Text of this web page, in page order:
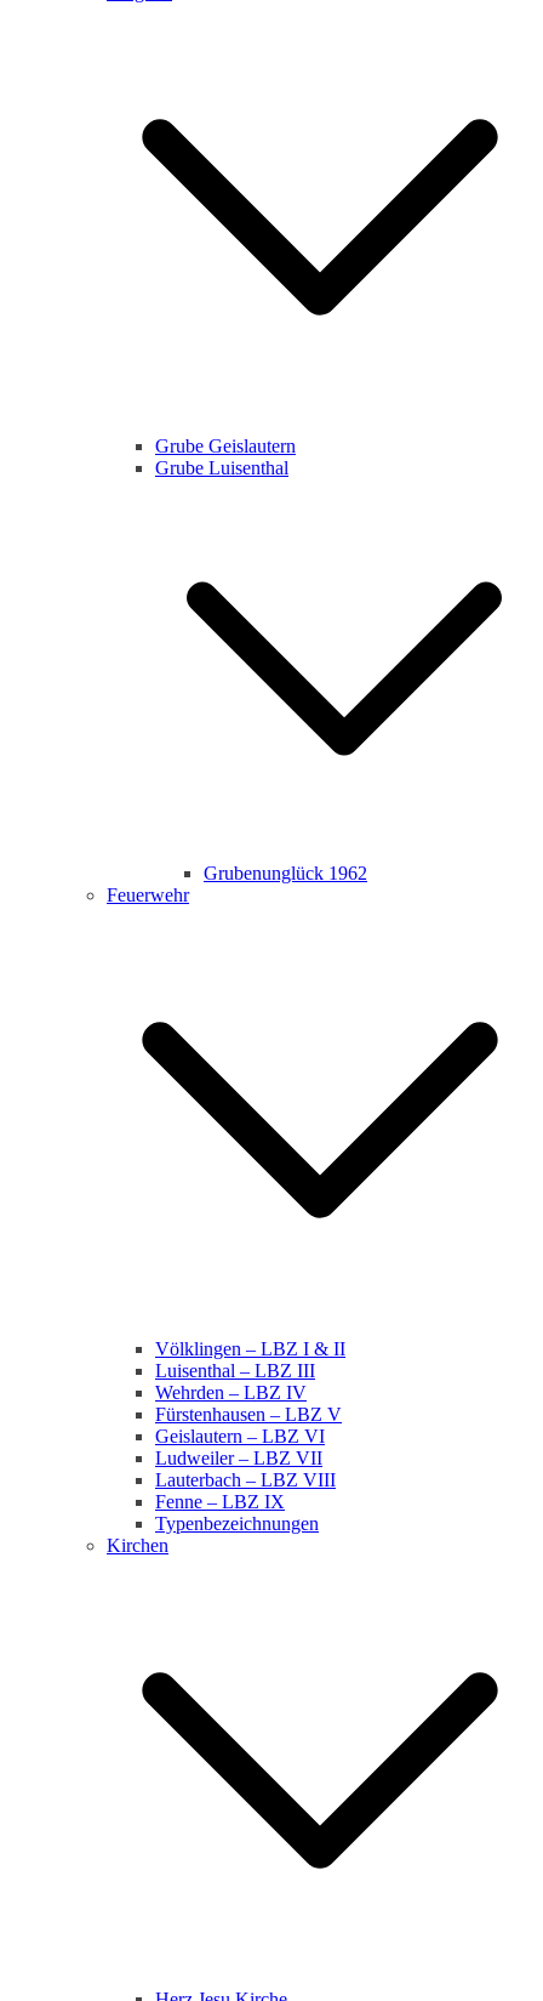
Grube Geislautern
Grube Luisenthal
Grubenunglück 1962
Feuerwehr
Völklingen – LBZ I & II
Luisenthal – LBZ III
Wehrden – LBZ IV
Fürstenhausen – LBZ V
Geislautern – LBZ VI
Ludweiler – LBZ VII
Lauterbach – LBZ VIII
Fenne – LBZ IX
Typenbezeichnungen
Kirchen